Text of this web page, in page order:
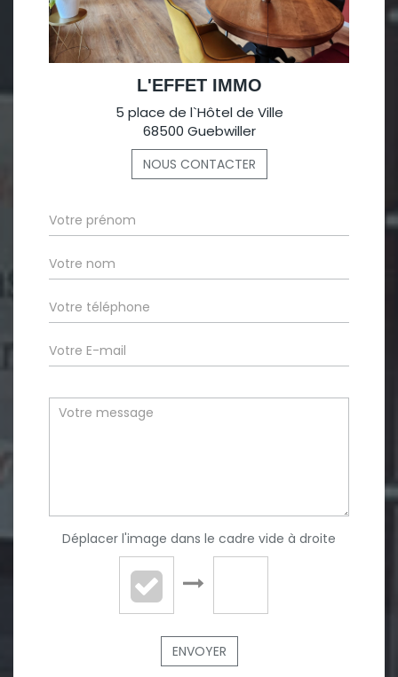
L'EFFET IMMO
5 place de l`Hôtel de Ville
68500 Guebwiller
NOUS CONTACTER
Déplacer l'image dans le cadre vide à droite
ENVOYER